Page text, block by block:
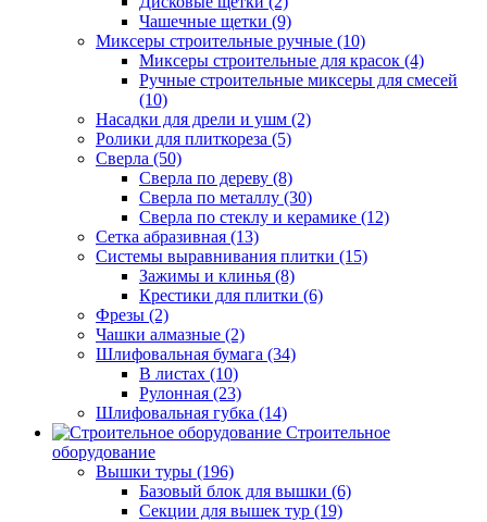
Чашечные щетки (9)
Миксеры строительные ручные (10)
Миксеры строительные для красок (4)
Ручные строительные миксеры для смесей
(10)
Насадки для дрели и ушм (2)
Ролики для плиткореза (5)
Сверла (50)
Сверла по дереву (8)
Сверла по металлу (30)
Сверла по стеклу и керамике (12)
Сетка абразивная (13)
Системы выравнивания плитки (15)
Зажимы и клинья (8)
Крестики для плитки (6)
Фрезы (2)
Чашки алмазные (2)
Шлифовальная бумага (34)
В листах (10)
Рулонная (23)
Шлифовальная губка (14)
Строительное
оборудование
Вышки туры (196)
Базовый блок для вышки (6)
Секции для вышек тур (19)